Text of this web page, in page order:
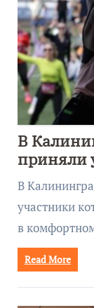
В
приняли
забеге
В
участники
в
Read More